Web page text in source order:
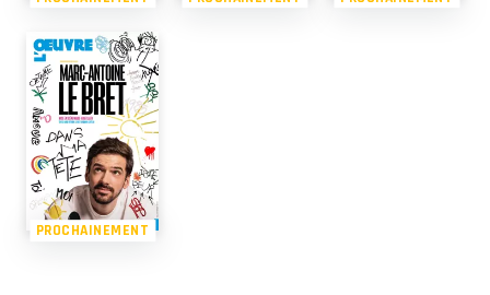
PROCHAINEMENT